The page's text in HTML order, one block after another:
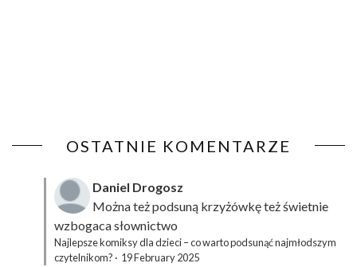
OSTATNIE KOMENTARZE
Daniel Drogosz
Można też podsuną krzyżówkęteż świetnie
wzbogaca słownictwo
Najlepsze komiksy dla dzieci – co warto podsunąć najmłodszym
czytelnikom? · 19 February 2025